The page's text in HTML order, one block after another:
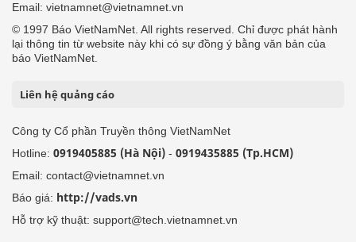
Email: vietnamnet@vietnamnet.vn
© 1997 Báo VietNamNet. All rights reserved. Chỉ được phát hành
lại thông tin từ website này khi có sự đồng ý bằng văn bản của
báo VietNamNet.
Liên hệ quảng cáo
Công ty Cổ phần Truyền thông VietNamNet
Hotline: 0919405885 (Hà Nội) - 0919435885 (Tp.HCM)
Email: contact@vietnamnet.vn
Báo giá: http://vads.vn
Hỗ trợ kỹ thuật: support@tech.vietnamnet.vn